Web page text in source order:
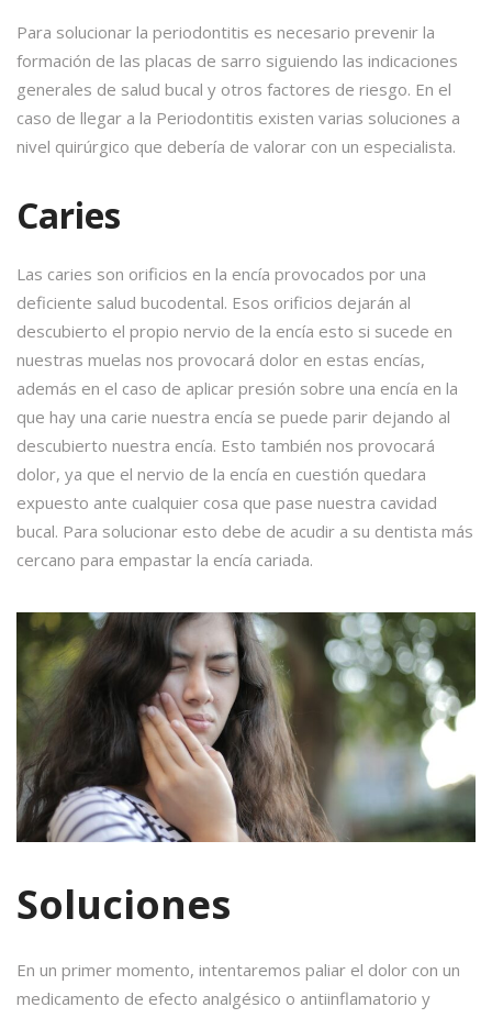
Para solucionar la periodontitis es necesario prevenir la
formación de las placas de sarro siguiendo las indicaciones
generales de salud bucal y otros factores de riesgo. En el
caso de llegar a la Periodontitis existen varias soluciones a
nivel quirúrgico que debería de valorar con un especialista.
Caries
Las caries son orificios en la encía provocados por una
deficiente salud bucodental. Esos orificios dejarán al
descubierto el propio nervio de la encía esto si sucede en
nuestras muelas nos provocará dolor en estas encías,
además en el caso de aplicar presión sobre una encía en la
que hay una carie nuestra encía se puede parir dejando al
descubierto nuestra encía. Esto también nos provocará
dolor, ya que el nervio de la encía en cuestión quedara
expuesto ante cualquier cosa que pase nuestra cavidad
bucal. Para solucionar esto debe de acudir a su dentista más
cercano para empastar la encía cariada.
Soluciones
En un primer momento, intentaremos paliar el dolor con un
medicamento de efecto analgésico o antiinflamatorio y